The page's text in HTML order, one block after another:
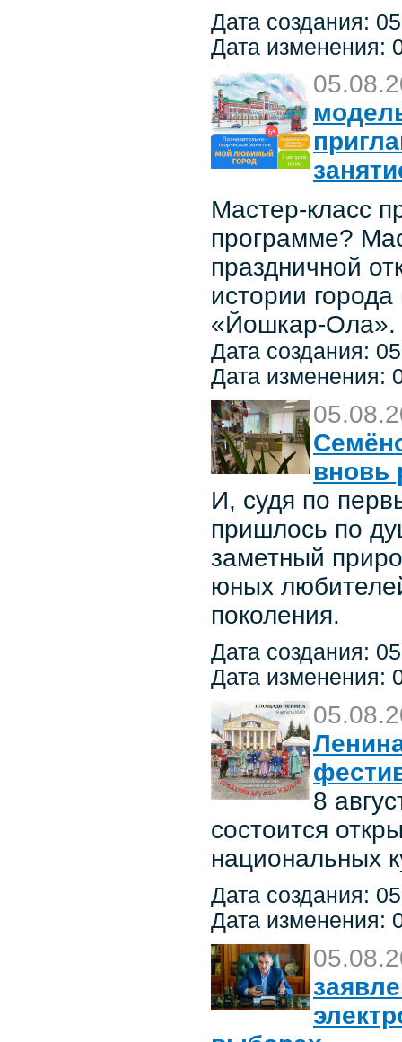
Дата создания:
Дата изменения:
Мастер-класс
программе?
праздничной
истории
«Йошкар-Ола».
Дата создания:
Дата изменения:
вновь
И, судя по
пришлось по
заметный
юных
поколения.
Дата создания:
Дата изменения:
8
состоится
национальных
Дата создания:
Дата изменения: